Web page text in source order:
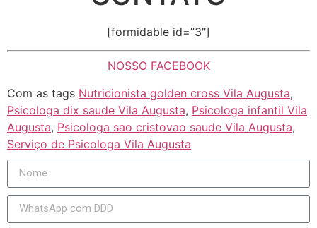
[formidable id=”3″]
NOSSO FACEBOOK
Com as tags Nutricionista golden cross Vila Augusta,
Psicologa dix saude Vila Augusta, Psicologa infantil Vila
Augusta, Psicologa sao cristovao saude Vila Augusta,
Serviço de Psicologa Vila Augusta